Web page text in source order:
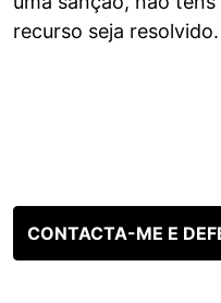
recurso seja resolvido.
CONTACTA-ME E